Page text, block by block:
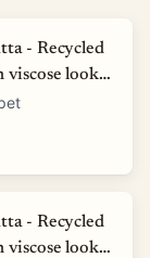
- Recycled
viscose look
Ø 80 cm)
- Recycled
viscose look